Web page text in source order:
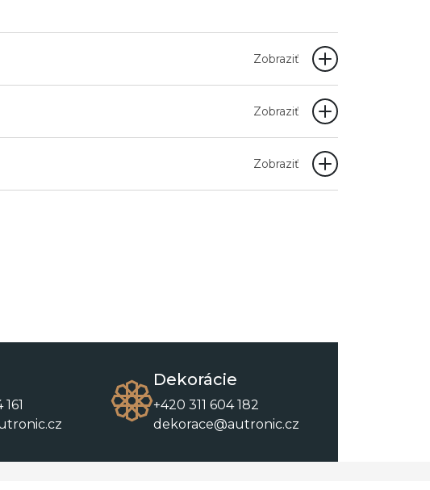
Zobraziť
Zobraziť
Zobraziť
Dekorácie
+420 311 604 182
dekorace@autronic.cz